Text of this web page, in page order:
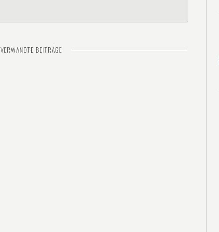
VERWANDTE BEITRÄGE